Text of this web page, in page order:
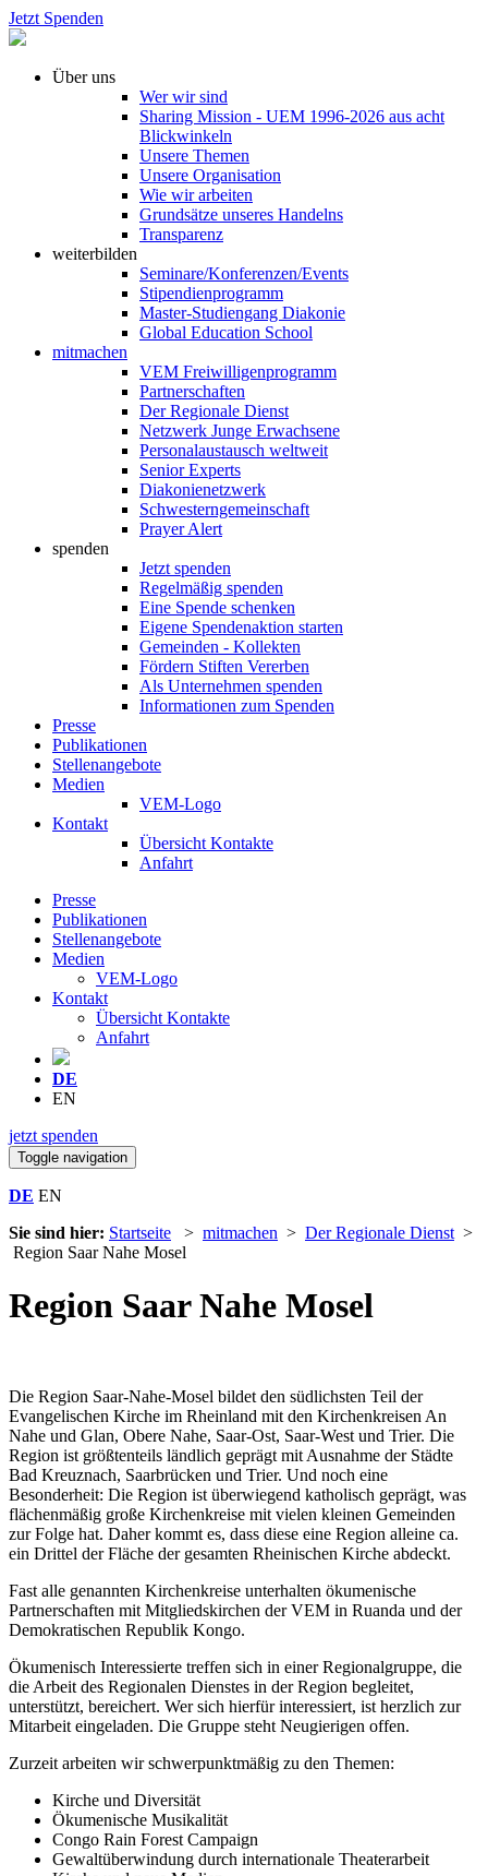
Jetzt Spenden
Über uns
Wer wir sind
Sharing Mission - UEM 1996-2026 aus acht
Blickwinkeln
Unsere Themen
Unsere Organisation
Wie wir arbeiten
Grundsätze unseres Handelns
Transparenz
weiterbilden
Seminare/Konferenzen/Events
Stipendienprogramm
Master-Studiengang Diakonie
Global Education School
mitmachen
VEM Freiwilligenprogramm
Partnerschaften
Der Regionale Dienst
Netzwerk Junge Erwachsene
Personalaustausch weltweit
Senior Experts
Diakonienetzwerk
Schwesterngemeinschaft
Prayer Alert
spenden
Jetzt spenden
Regelmäßig spenden
Eine Spende schenken
Eigene Spendenaktion starten
Gemeinden - Kollekten
Fördern Stiften Vererben
Als Unternehmen spenden
Informationen zum Spenden
Presse
Publikationen
Stellenangebote
Medien
VEM-Logo
Kontakt
Übersicht Kontakte
Anfahrt
Presse
Publikationen
Stellenangebote
Medien
VEM-Logo
Kontakt
Übersicht Kontakte
Anfahrt
DE
EN
jetzt spenden
Toggle navigation
DE EN
Sie sind hier: Startseite > mitmachen > Der Regionale Dienst >
Region Saar Nahe Mosel
Region Saar Nahe Mosel
Die Region Saar-Nahe-Mosel bildet den südlichsten Teil der
Evangelischen Kirche im Rheinland mit den Kirchenkreisen An
Nahe und Glan, Obere Nahe, Saar-Ost, Saar-West und Trier. Die
Region ist größtenteils ländlich geprägt mit Ausnahme der Städte
Bad Kreuznach, Saarbrücken und Trier. Und noch eine
Besonderheit: Die Region ist überwiegend katholisch geprägt, was
flächenmäßig große Kirchenkreise mit vielen kleinen Gemeinden
zur Folge hat. Daher kommt es, dass diese eine Region alleine ca.
ein Drittel der Fläche der gesamten Rheinischen Kirche abdeckt.
Fast alle genannten Kirchenkreise unterhalten ökumenische
Partnerschaften mit Mitgliedskirchen der VEM in Ruanda und der
Demokratischen Republik Kongo.
Ökumenisch Interessierte treffen sich in einer Regionalgruppe, die
die Arbeit des Regionalen Dienstes in der Region begleitet,
unterstützt, bereichert. Wer sich hierfür interessiert, ist herzlich zur
Mitarbeit eingeladen. Die Gruppe steht Neugierigen offen.
Zurzeit arbeiten wir schwerpunktmäßig zu den Themen:
Kirche und Diversität
Ökumenische Musikalität
Congo Rain Forest Campaign
Gewaltüberwindung durch internationale Theaterarbeit